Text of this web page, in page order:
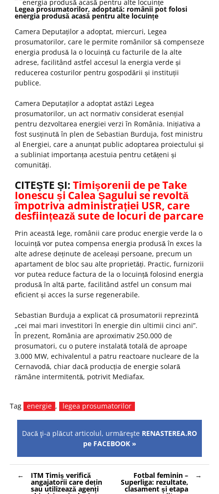
Legea prosumatorilor, adoptată: românii pot folosi
energia produsă acasă pentru alte locuințe
Camera Deputaților a adoptat, miercuri, Legea
prosumatorilor, care le permite românilor să compenseze
energia produsă la o locuință cu facturile de la alte
adrese, facilitând astfel accesul la energia verde și
reducerea costurilor pentru gospodării și instituții
publice.
Camera Deputaților a adoptat astăzi Legea
prosumatorilor, un act normativ considerat esențial
pentru dezvoltarea energiei verzi în România. Inițiativa a
fost susținută în plen de Sebastian Burduja, fost ministru
al Energiei, care a anunțat public adoptarea proiectului și
a subliniat importanța acestuia pentru cetățeni și
comunități.
CITEȘTE ȘI: Timișorenii de pe Take
Ionescu și Calea Șagului se revoltă
împotriva administrației USR, care
desființează sute de locuri de parcare
Prin această lege, românii care produc energie verde la o
locuință vor putea compensa energia produsă în exces la
alte adrese deținute de aceleași persoane, precum un
apartament de bloc sau alte proprietăți. Practic, furnizorii
vor putea reduce factura de la o locuință folosind energia
produsă în altă parte, facilitând astfel un consum mai
eficient și acces la surse regenerabile.
Sebastian Burduja a explicat că prosumatorii reprezintă
„cei mai mari investitori în energie din ultimii cinci ani”.
În prezent, România are aproximativ 250.000 de
prosumatori, cu o putere instalată totală de aproape
3.000 MW, echivalentul a patru reactoare nucleare de la
Cernavodă, chiar dacă producția de energie solară
rămâne intermitentă, potrivit Mediafax.
Tag energie , legea prosumatorilor
Dacă ţi-a plăcut articolul, urmăreşte RENASTEREA.RO
pe FACEBOOK »
Navigare
în
articole
ITM Timiș verifică
angajatorii care dețin
sau utilizează agenți
Fotbal feminin –
Superliga: rezultate,
clasament și etapa